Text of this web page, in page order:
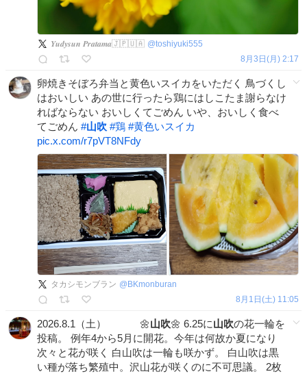
𝒀𝒖𝒅𝒚𝒔𝒖𝒏 𝑷𝒓𝒂𝒕𝒂𝒎𝒂🇯🇵🇺🇦 @toshiyuki555
8月3日(月) 2:17
卵焼きそぼろ弁当と黄色いスイカをいただく 鳥づくし
はおいしい あの世に行ったら鶏にはしこたま謝らなけ
ればならない おいしくてごめん いや、おいしく食べ
てごめん #山吹 #鶏 #黄色いスイカ
pic.x.com/r7pVT8NFdy
タカシモンブラン @ BKmonburan
8月1日(土) 11:05
2026.8.1（土） 🌼山吹🌼 6.25に山吹の花一輪を
投稿。 例年4から5月に開花。今年は何故か夏になり
次々と花が咲く 白山吹は一輪も咲かず。 白山吹は黒
い種が落ち繁殖中。沢山花が咲くのに不可思議。 2枚